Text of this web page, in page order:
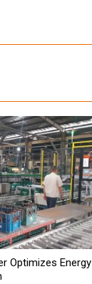
Optimizes Energy